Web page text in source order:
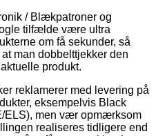
/ Blækpatroner og
tilfælde være ultra
om få sekunder, så
man dobbelttjekker den
produkt.
reklamerer med levering på
eksempelvis Black
ELS), men vær opmærksom
realiseres tidligere end